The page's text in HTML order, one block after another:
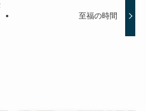
至福の時間